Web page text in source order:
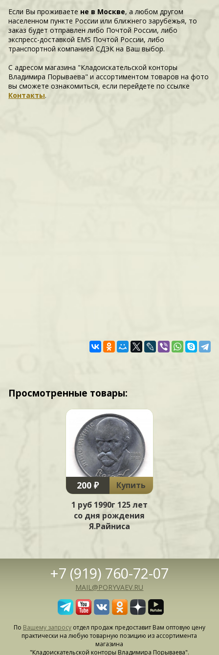
Если Вы проживаете не в Москве, а любом другом
населенном пункте России или ближнего зарубежья, то
заказ будет отправлен либо Почтой России, либо
экспресс-доставкой EMS Почтой России, либо
транспортной компанией СДЭК на Ваш выбор.
С адресом магазина "Кладоискательской конторы
Владимира Порываева" и ассортиментом товаров на фото
вы сможете ознакомиться, если перейдете по ссылке
Контакты.
Просмотренные товары:
200 ₽
Купить
1 руб 1990г 125 лет
со дня рождения
Я.Райниса
+7 (919) 760-72-07
MAIL@PORYVAEV.RU
По Вашему запросуотдел продаж предоставит Вам оптовую цену
практически на любую товарную позицию из ассортимента
магазина
"Кладоискательской конторы Владимира Порываева".